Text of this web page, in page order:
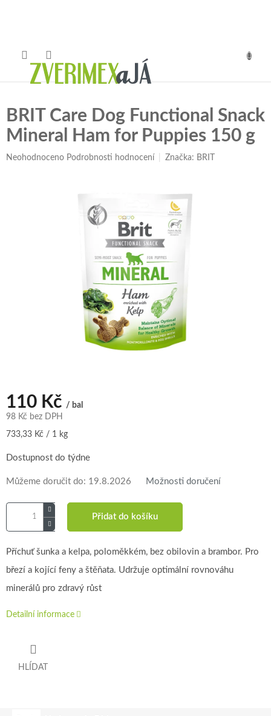
BRIT Care Dog Functional Snack
Mineral Ham for Puppies 150 g
Průměrné
Neohodnoceno Podrobnosti hodnocení Značka: BRIT
110 Kč / bal
98 Kč bez DPH
Měrná
733,33 Kč / 1 kg
Dostupnost do týdne
Můžeme doručit do: 19.8.2026 Možnosti doručení
Přidat do košíku
Příchuť šunka a kelpa, poloměkkém, bez obilovin a brambor. Pro
březí a kojící feny a štěňata. Udržuje optimální rovnováhu
minerálů pro zdravý růst
Detailní informace
HLÍDAT